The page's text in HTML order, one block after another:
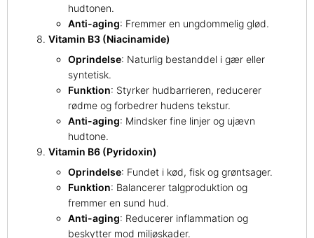
hudtonen.
Anti-aging: Fremmer en ungdommelig glød.
Vitamin B3 (Niacinamide)
Oprindelse: Naturlig bestanddel i gær eller
syntetisk.
Funktion: Styrker hudbarrieren, reducerer
rødme og forbedrer hudens tekstur.
Anti-aging: Mindsker fine linjer og ujævn
hudtone.
Vitamin B6 (Pyridoxin)
Oprindelse: Fundet i kød, fisk og grøntsager.
Funktion: Balancerer talgproduktion og
fremmer en sund hud.
Anti-aging: Reducerer inflammation og
beskytter mod miljøskader.